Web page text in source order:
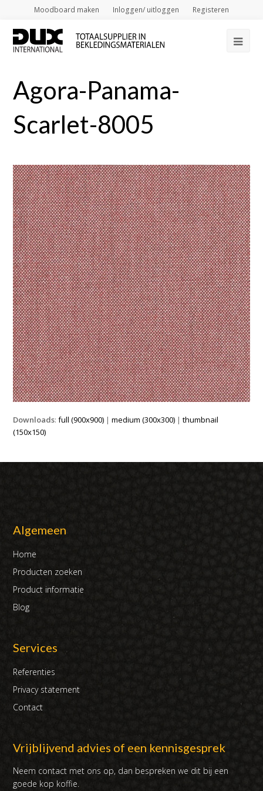
Moodboard maken Inloggen/ uitloggen Registeren
Agora-Panama-
Scarlet-8005
Downloads:full (900x900) |medium (300x300) |thumbnail
(150x150)
Algemeen
Home
Producten zoeken
Product informatie
Blog
Services
Referenties
Privacy statement
Contact
Vrijblijvend advies of een kennisgesprek
Neem contact met ons op, dan bespreken we dit bij een
goede kop koffie.